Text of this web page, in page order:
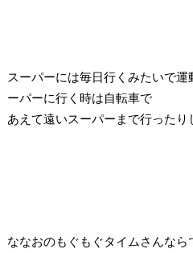
スーパーには毎日行くみたいで
ーパーに行く時は自転車で
あえて遠いスーパーまで行ったり
ななおのもぐもぐタイムさんなら